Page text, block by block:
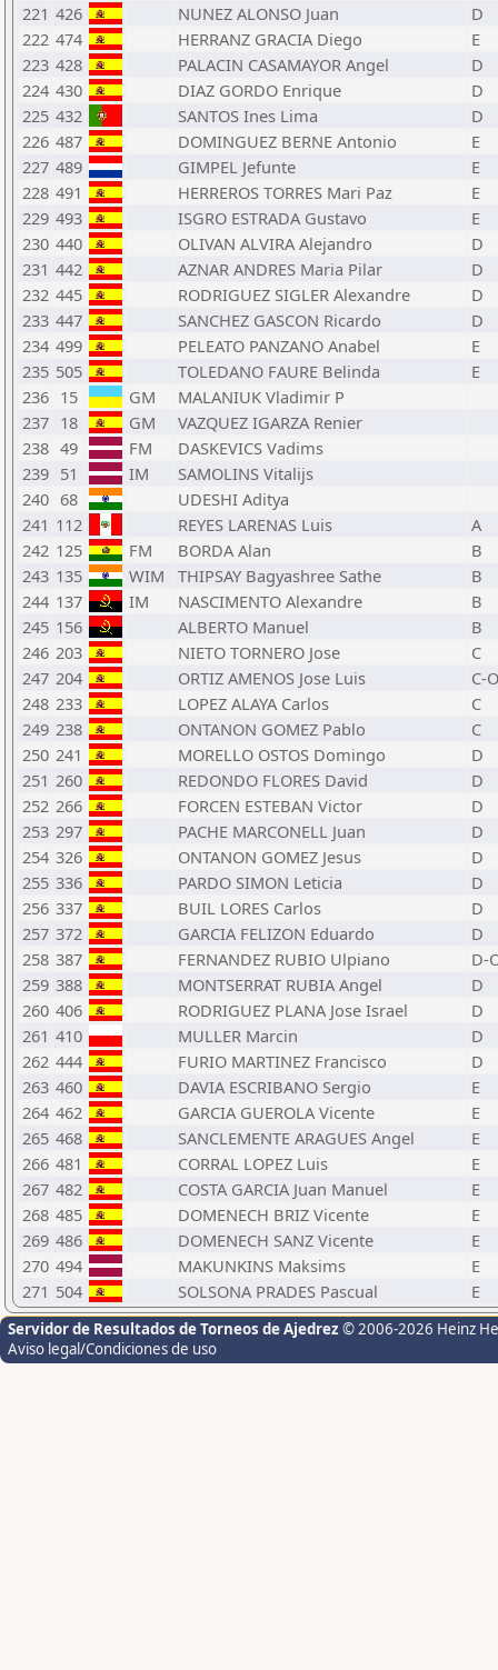
221 426 NUNEZ ALONSO Juan
D
222 474 HERRANZ GRACIA Diego
E
223 428 PALACIN CASAMAYOR Angel
D
224 430 DIAZ GORDO Enrique
D
225 432 SANTOS Ines Lima
D
226 487 DOMINGUEZ BERNE Antonio
E
227 489 GIMPEL Jefunte
E
228 491 HERREROS TORRES Mari Paz
E
229 493 ISGRO ESTRADA Gustavo
E
230 440 OLIVAN ALVIRA Alejandro
D
231 442 AZNAR ANDRES Maria Pilar
D
232 445 RODRIGUEZ SIGLER Alexandre
D
233 447 SANCHEZ GASCON Ricardo
D
234 499 PELEATO PANZANO Anabel
E
235 505 TOLEDANO FAURE Belinda
E
236 15 GM
MALANIUK Vladimir P
237 18 GM
VAZQUEZ IGARZA Renier
238 49 FM
DASKEVICS Vadims
239 51 IM
SAMOLINS Vitalijs
240 68
UDESHI Aditya
241 112 REYES LARENAS Luis
A
242 125 FM BORDA Alan
B
243 135 WIM THIPSAY Bagyashree Sathe
B
244 137 IM NASCIMENTO Alexandre
B
245 156 ALBERTO Manuel
B
246 203 NIETO TORNERO Jose
C
247 204 ORTIZ AMENOS Jose Luis
C-
248 233 LOPEZ ALAYA Carlos
C
249 238 ONTANON GOMEZ Pablo
C
250 241 MORELLO OSTOS Domingo
D
251 260 REDONDO FLORES David
D
252 266 FORCEN ESTEBAN Victor
D
253 297 PACHE MARCONELL Juan
D
254 326 ONTANON GOMEZ Jesus
D
255 336 PARDO SIMON Leticia
D
256 337 BUIL LORES Carlos
D
257 372 GARCIA FELIZON Eduardo
D
258 387 FERNANDEZ RUBIO Ulpiano
D-
259 388 MONTSERRAT RUBIA Angel
D
260 406 RODRIGUEZ PLANA Jose Israel
D
261 410 MULLER Marcin
D
262 444 FURIO MARTINEZ Francisco
D
263 460 DAVIA ESCRIBANO Sergio
E
264 462 GARCIA GUEROLA Vicente
E
265 468 SANCLEMENTE ARAGUES Angel
E
266 481 CORRAL LOPEZ Luis
E
267 482 COSTA GARCIA Juan Manuel
E
268 485 DOMENECH BRIZ Vicente
E
269 486 DOMENECH SANZ Vicente
E
270 494 MAKUNKINS Maksims
E
271 504 SOLSONA PRADES Pascual E
Servidor de Resultados de Torneos de Ajedrez © 2006-2026 Heinz
Aviso legal/Condiciones de uso